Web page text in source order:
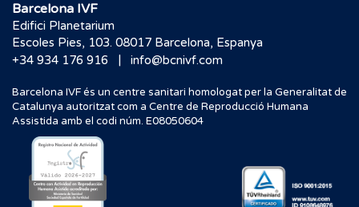
Barcelona IVF
Edifici Planetarium
Escoles Pies, 103. 08017 Barcelona, Espanya
+34 934 176 916
| info@bcnivf.com
Barcelona IVF és un centre sanitari homologat per la Generalitat de
Catalunya autoritzat com a Centre de Reproducció Humana
Assistida amb el codi núm. E08050604